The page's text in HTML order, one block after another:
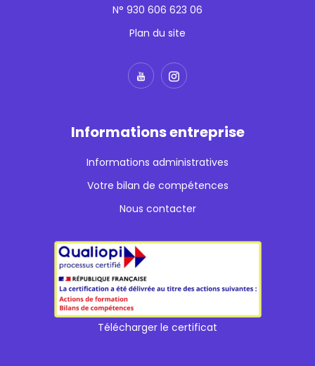
N° 930 606 623 06
Plan du site
Informations entreprise
Informations administratives
Votre bilan de compétences
Nous contacter
Télécharger le certificat